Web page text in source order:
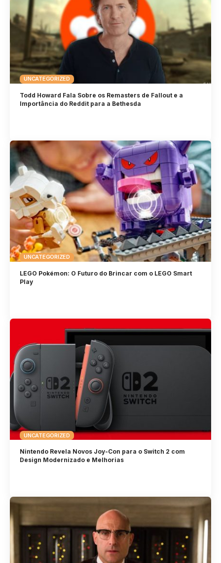
UNCATEGORIZED
Todd Howard Fala Sobre os Remasters de Fallout e a
Importância do Reddit para a Bethesda
UNCATEGORIZED
LEGO Pokémon: O Futuro do Brincar com o LEGO Smart
Play
UNCATEGORIZED
Nintendo Revela Novos Joy-Con para o Switch 2 com
Design Modernizado e Melhorias